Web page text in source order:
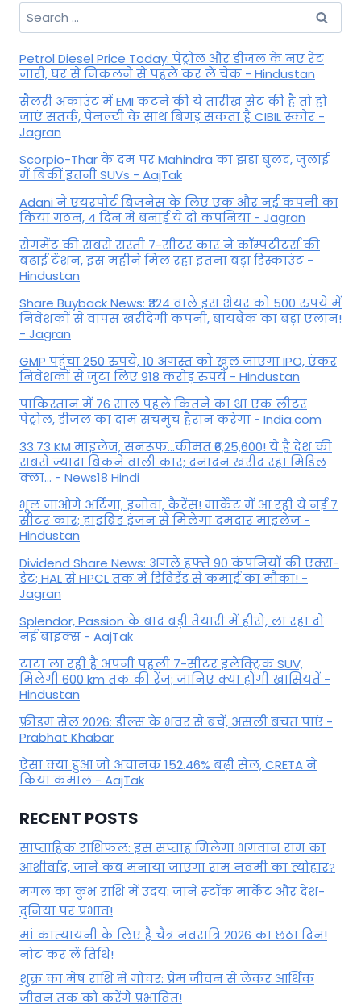
Search
for:
Petrol Diesel Price Today: पेट्रोल और डीजल के नए रेट
जारी, घर से निकलने से पहले कर लें चेक - Hindustan
सैलरी अकाउंट में EMI कटने की ये तारीख सेट की है तो हो
जाएं सतर्क, पेनल्टी के साथ बिगड़ सकता है CIBIL स्कोर -
Jagran
Scorpio-Thar के दम पर Mahindra का झंडा बुलंद, जुलाई
में बिकीं इतनी SUVs - AajTak
Adani ने एयरपोर्ट बिजनेस के लिए एक और नई कंपनी का
किया गठन, 4 दिन में बनाई ये दो कंपनियां - Jagran
सेगमेंट की सबसे सस्ती 7-सीटर कार ने कॉम्पटीटर्स की
बढ़ाई टेंशन, इस महीने मिल रहा इतना बड़ा डिस्काउंट -
Hindustan
Share Buyback News: ₹324 वाले इस शेयर को 500 रुपये में
निवेशकों से वापस खरीदेगी कंपनी, बायबैक का बड़ा एलान!
- Jagran
GMP पहुंचा 250 रुपये, 10 अगस्त को खुल जाएगा IPO, एंकर
निवेशकों से जुटा लिए 918 करोड़ रुपये - Hindustan
पाकिस्तान में 76 साल पहले कितने का था एक लीटर
पेट्रोल, डीजल का दाम सचमुच हैरान करेगा - India.com
33.73 KM माइलेज, सनरूफ...कीमत ₹6,25,600! ये है देश की
सबसे ज्यादा बिकने वाली कार; दनादन खरीद रहा मिडिल
क्ला... - News18 Hindi
भूल जाओगे अर्टिगा, इनोवा, कैरेंस! मार्केट में आ रही ये नई 7
सीटर कार; हाइब्रिड इंजन से मिलेगा दमदार माइलेज -
Hindustan
Dividend Share News: अगले हफ्ते 90 कंपनियों की एक्स-
डेट; HAL से HPCL तक में डिविडेंड से कमाई का मौका! -
Jagran
Splendor, Passion के बाद बड़ी तैयारी में हीरो, ला रहा दो
नई बाइक्स - AajTak
टाटा ला रही है अपनी पहली 7-सीटर इलेक्ट्रिक SUV,
मिलेगी 600 km तक की रेंज; जानिए क्या होंगी खासियतें -
Hindustan
फ्रीडम सेल 2026: डील्स के भंवर से बचें, असली बचत पाएं -
Prabhat Khabar
ऐसा क्या हुआ जो अचानक 152.46% बढ़ी सेल, CRETA ने
किया कमाल - AajTak
RECENT POSTS
साप्ताहिक राशिफल: इस सप्ताह मिलेगा भगवान राम का
आशीर्वाद, जानें कब मनाया जाएगा राम नवमी का त्योहार?
मंगल का कुंभ राशि में उदय: जानें स्‍टॉक मार्केट और देश-
दुनिया पर प्रभाव!
मां कात्‍यायनी के लिए है चैत्र नवरात्रि 2026 का छठा दिन!
नोट कर लें तिथि!
शुक्र का मेष राशि में गोचर: प्रेम जीवन से लेकर आर्थिक
जीवन तक को करेंगे प्रभावित!